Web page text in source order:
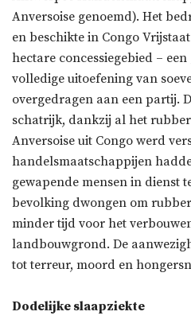
Anversoise genoemd). Het
en beschikte in Congo
hectare concessiegebied –
volledige uitoefening van
overgedragen aan een partij.
schatrijk, dankzij al het
Anversoise uit Congo werd
handelsmaatschappijen
gewapende mensen in dienst
bevolking dwongen om
minder tijd voor het
landbouwgrond. De
tot terreur, moord en
Dodelijke slaapziekte